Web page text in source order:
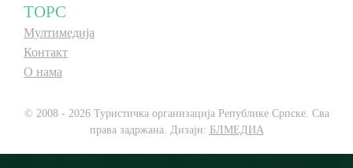
ТОРС
Мултимедија
Контакт
О нама
© 2008 - 2026 Туристичка организација Републике Српске. Сва
права задржана. Дизајн: БЛМЕДИА